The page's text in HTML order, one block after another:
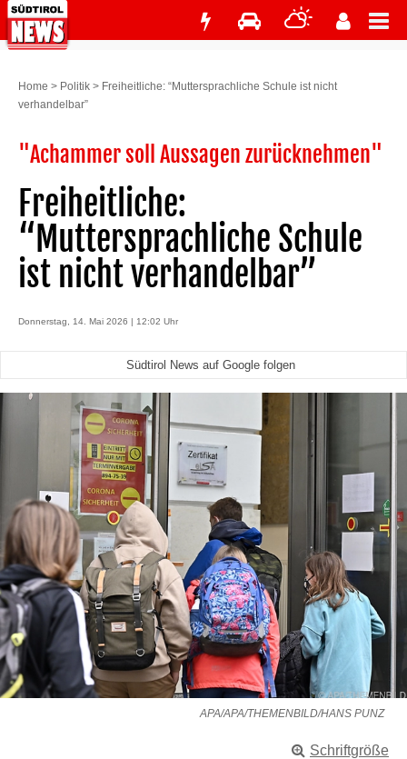
Home > Politik > Freiheitliche: “Muttersprachliche Schule ist nicht
verhandelbar”
"Achammer soll Aussagen zurücknehmen"
Freiheitliche:
“Muttersprachliche Schule
ist nicht verhandelbar”
Donnerstag, 14. Mai 2026 | 12:02 Uhr
Südtirol News auf Google folgen
APA/APA/THEMENBILD/HANS PUNZ
Schriftgröße